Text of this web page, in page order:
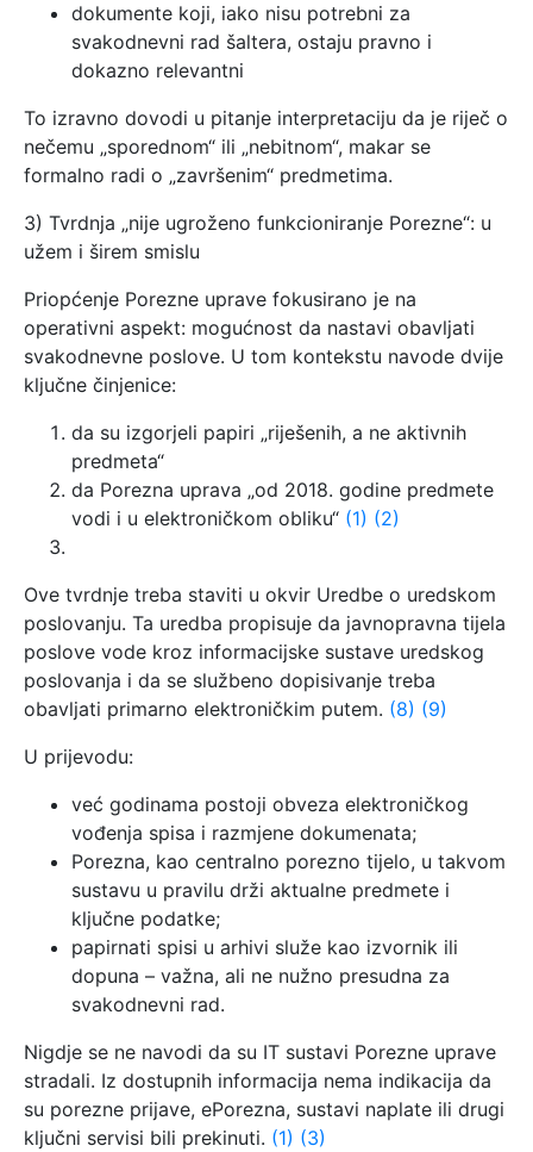
dokumente koji, iako nisu potrebni za
svakodnevni rad šaltera, ostaju pravno i
dokazno relevantni
To izravno dovodi u pitanje interpretaciju da je riječ o
nečemu „sporednom“ ili „nebitnom“, makar se
formalno radi o „završenim“ predmetima.
3) Tvrdnja „nije ugroženo funkcioniranje Porezne“: u
užem i širem smislu
Priopćenje Porezne uprave fokusirano je na
operativni aspekt: mogućnost da nastavi obavljati
svakodnevne poslove. U tom kontekstu navode dvije
ključne činjenice:
da su izgorjeli papiri „riješenih, a ne aktivnih
predmeta“
da Porezna uprava „od 2018. godine predmete
vodi i u elektroničkom obliku“ (1) (2)
Ove tvrdnje treba staviti u okvir Uredbe o uredskom
poslovanju. Ta uredba propisuje da javnopravna tijela
poslove vode kroz informacijske sustave uredskog
poslovanja i da se službeno dopisivanje treba
obavljati primarno elektroničkim putem. (8) (9)
U prijevodu:
već godinama postoji obveza elektroničkog
vođenja spisa i razmjene dokumenata;
Porezna, kao centralno porezno tijelo, u takvom
sustavu u pravilu drži aktualne predmete i
ključne podatke;
papirnati spisi u arhivi služe kao izvornik ili
dopuna – važna, ali ne nužno presudna za
svakodnevni rad.
Nigdje se ne navodi da su IT sustavi Porezne uprave
stradali. Iz dostupnih informacija nema indikacija da
su porezne prijave, ePorezna, sustavi naplate ili drugi
ključni servisi bili prekinuti. (1) (3)